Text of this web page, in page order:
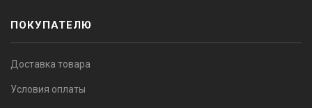
ПОКУПАТЕЛЮ
Доставка товара
Условия оплаты